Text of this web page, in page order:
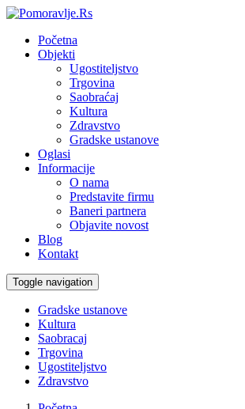
Početna
Objekti
Ugostiteljstvo
Trgovina
Saobraćaj
Kultura
Zdravstvo
Gradske ustanove
Oglasi
Informacije
O nama
Predstavite firmu
Baneri partnera
Objavite novost
Blog
Kontakt
Toggle navigation
Gradske ustanove
Kultura
Saobracaj
Trgovina
Ugostiteljstvo
Zdravstvo